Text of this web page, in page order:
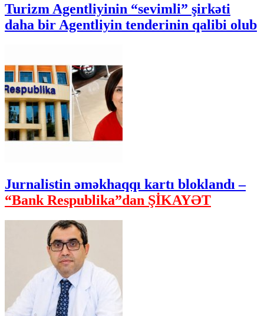
Turizm Agentliyinin “sevimli” şirkəti
daha bir Agentliyin tenderinin qalibi olub
Jurnalistin əməkhaqqı kartı bloklandı –
“Bank Respublika”dan ŞİKAYƏT